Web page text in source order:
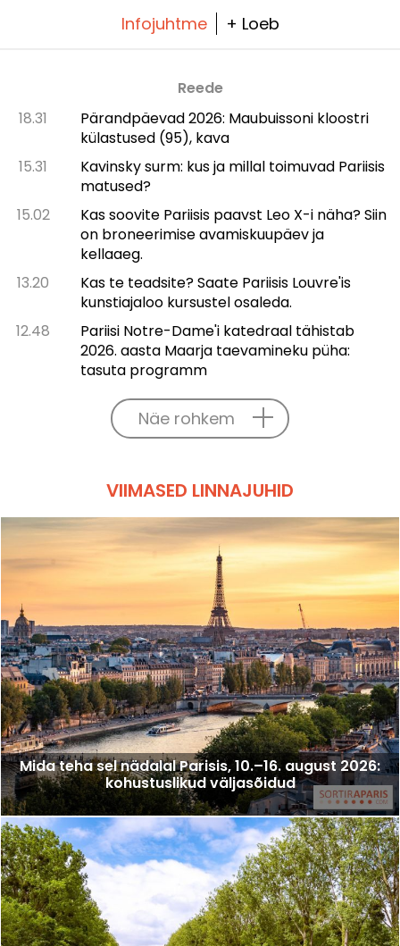
Infojuhtme + Loeb
Reede
18.31
Pärandpäevad 2026: Maubuissoni kloostri
külastused (95), kava
15.31
Kavinsky surm: kus ja millal toimuvad Pariisis
matused?
15.02
Kas soovite Pariisis paavst Leo X-i näha? Siin
on broneerimise avamiskuupäev ja
kellaaeg.
13.20
Kas te teadsite? Saate Pariisis Louvre'is
kunstiajaloo kursustel osaleda.
12.48
Pariisi Notre-Dame'i katedraal tähistab
2026. aasta Maarja taevamineku püha:
tasuta programm
Näe rohkem
VIIMASED LINNAJUHID
Mida teha sel nädalal Parisis, 10.–16. august 2026:
kohustuslikud väljasõidud